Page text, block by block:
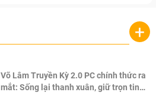
+
Võ Lâm Truyền Kỳ 2.0 PC chính thức ra
mắt: Sống lại thanh xuân, giữ trọn tinh